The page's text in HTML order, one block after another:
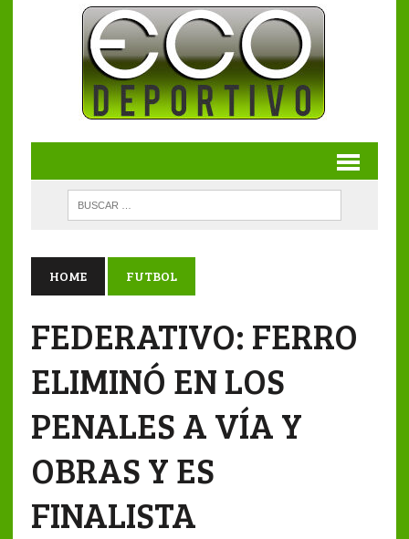
HOME FUTBOL
FEDERATIVO: FERRO
ELIMINÓ EN LOS
PENALES A VÍA Y
OBRAS Y ES
FINALISTA